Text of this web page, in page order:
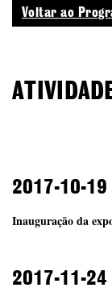
Voltar ao
2017-10-19
Inauguração da
2017-11-24